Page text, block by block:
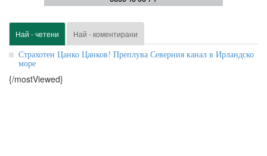
Най - четени Най - коментирани
Страхотен Цанко Цанков! Преплува Северния канал в Ирландско
море
{/mostViewed}